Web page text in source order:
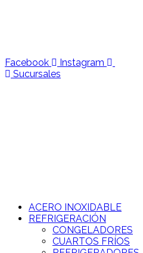
Facebook Instagram
Sucursales
ACERO INOXIDABLE
REFRIGERACIÓN
CONGELADORES
CUARTOS FRÍOS